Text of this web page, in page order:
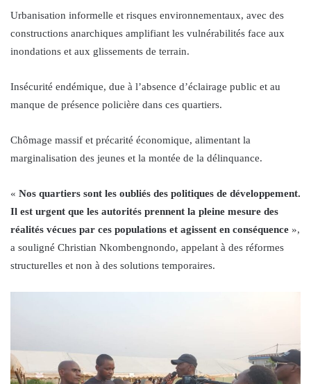
Urbanisation informelle et risques environnementaux, avec des
constructions anarchiques amplifiant les vulnérabilités face aux
inondations et aux glissements de terrain.
Insécurité endémique, due à l’absence d’éclairage public et au
manque de présence policière dans ces quartiers.
Chômage massif et précarité économique, alimentant la
marginalisation des jeunes et la montée de la délinquance.
« Nos quartiers sont les oubliés des politiques de développement.
Il est urgent que les autorités prennent la pleine mesure des
réalités vécues par ces populations et agissent en conséquence »,
a souligné Christian Nkombengnondo, appelant à des réformes
structurelles et non à des solutions temporaires.